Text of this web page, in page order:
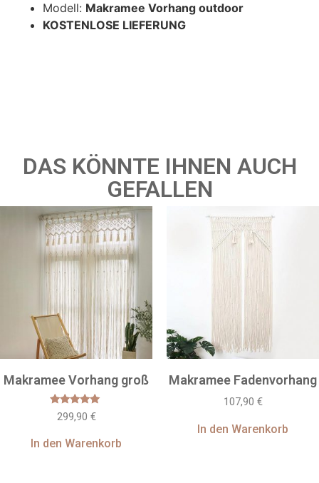
Modell: Makramee Vorhang outdoor
KOSTENLOSE LIEFERUNG
DAS KÖNNTE IHNEN AUCH
GEFALLEN
Makramee Vorhang groß
Bewertet
mit
von 5
299,90 €
In den Warenkorb
Makramee Fadenvorhang
107,90 €
In den Warenkorb